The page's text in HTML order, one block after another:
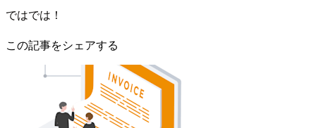
ではでは！
この記事をシェアする